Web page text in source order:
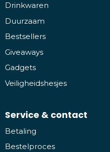
Drinkwaren
Duurzaam
Bestsellers
Giveaways
Gadgets
Veiligheidshesjes
Service & contact
Betaling
Bestelproces